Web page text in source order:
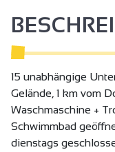
15 unabhängige
Gelände, 1 km vom
Waschmaschine +
Schwimmbad
dienstags